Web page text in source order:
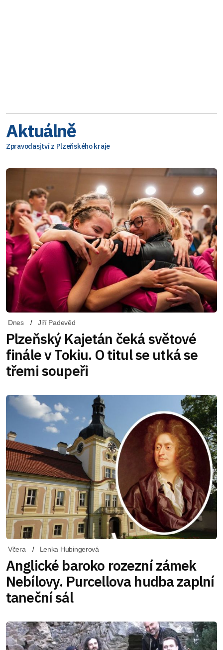
Aktuálně
Zpravodasjtví z Plzeňského kraje
Dnes Jiří Padevěd
Plzeňský Kajetán čeká světové
finále v Tokiu. O titul se utká se
třemi soupeři
Včera Lenka Hubingerová
Anglické baroko rozezní zámek
Nebílovy. Purcellova hudba zaplní
taneční sál